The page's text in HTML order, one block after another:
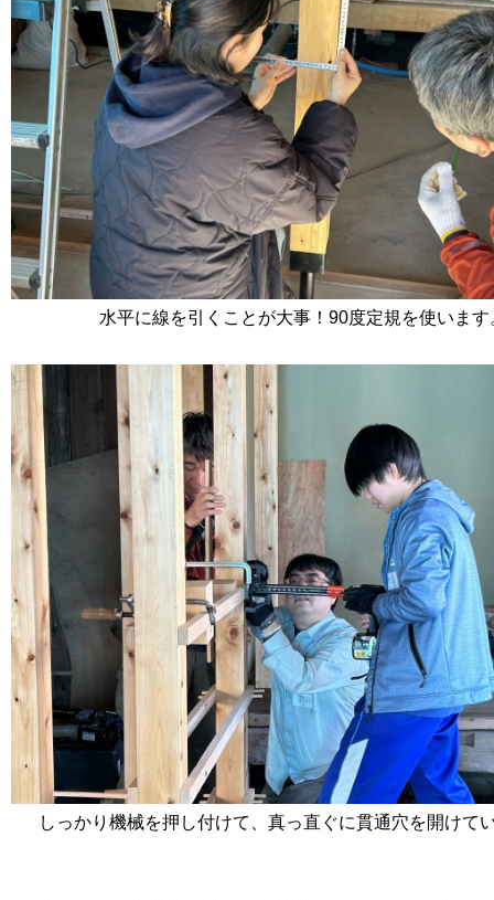
水平に線を引くことが大事！90度定規を使います
しっかり機械を押し付けて、真っ直ぐに貫通穴を開けて